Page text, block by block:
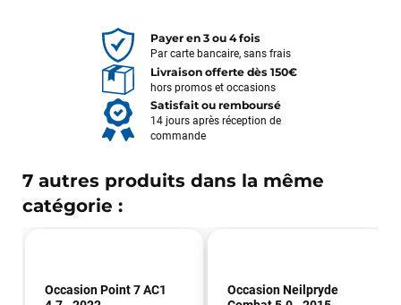
Payer en 3 ou 4 fois
Par carte bancaire, sans frais
Livraison offerte dès 150€
hors promos et occasions
Satisfait ou remboursé
14 jours après réception de
commande
7 autres produits dans la même
catégorie :
Occasion Point 7 AC1
Occasion Neilpryde